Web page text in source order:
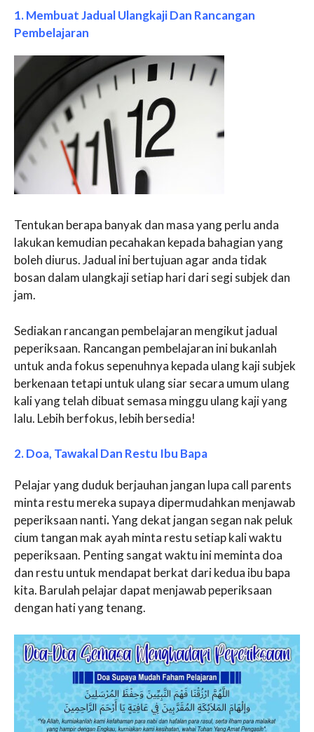
1. Membuat Jadual Ulangkaji Dan Rancangan
Pembelajaran
Tentukan berapa banyak dan masa yang perlu anda
lakukan kemudian pecahakan kepada bahagian yang
boleh diurus. Jadual ini bertujuan agar anda tidak
bosan dalam ulangkaji setiap hari dari segi subjek dan
jam.
Sediakan rancangan pembelajaran mengikut jadual
peperiksaan. Rancangan pembelajaran ini bukanlah
untuk anda fokus sepenuhnya kepada ulang kaji subjek
berkenaan tetapi untuk ulang siar secara umum ulang
kali yang telah dibuat semasa minggu ulang kaji yang
lalu. Lebih berfokus, lebih bersedia!
2. Doa, Tawakal Dan Restu Ibu Bapa
Pelajar yang duduk berjauhan jangan lupa call parents
minta restu mereka supaya dipermudahkan menjawab
peperiksaan nanti.Yang dekat jangan segan nak peluk
cium tangan mak ayah minta restu setiap kali waktu
peperiksaan. Penting sangat waktu ini meminta doa
dan restu untuk mendapat berkat dari kedua ibu bapa
kita. Barulah pelajar dapat menjawab peperiksaan
dengan hati yang tenang.